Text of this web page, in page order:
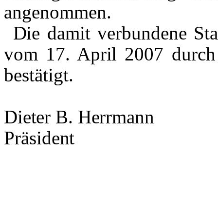
angenommen.
Die damit verbundene
vom 17. April 2007
bestätigt.
Dieter B. Herrmann
Präsident